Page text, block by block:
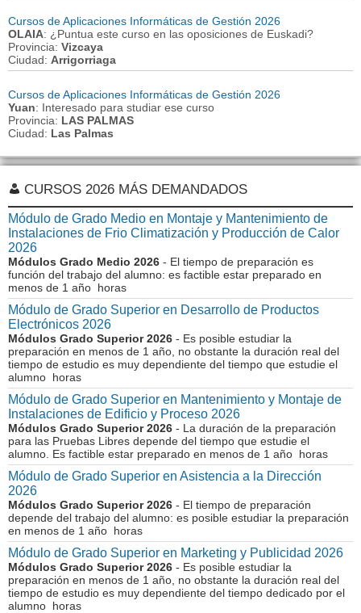
Cursos de Aplicaciones Informáticas de Gestión 2026
OLAIA: ¿Puntua este curso en las oposiciones de Euskadi?
Provincia: Vizcaya
Ciudad: Arrigorriaga
Cursos de Aplicaciones Informáticas de Gestión 2026
Yuan: Interesado para studiar ese curso
Provincia: LAS PALMAS
Ciudad: Las Palmas
CURSOS 2026 MÁS DEMANDADOS
Módulo de Grado Medio en Montaje y Mantenimiento de
Instalaciones de Frio Climatización y Producción de Calor
2026
Módulos Grado Medio 2026 - El tiempo de preparación es
función del trabajo del alumno: es factible estar preparado en
menos de 1 año horas
Módulo de Grado Superior en Desarrollo de Productos
Electrónicos 2026
Módulos Grado Superior 2026 - Es posible estudiar la
preparación en menos de 1 año, no obstante la duración real del
tiempo de estudio es muy dependiente del tiempo que estudie el
alumno horas
Módulo de Grado Superior en Mantenimiento y Montaje de
Instalaciones de Edificio y Proceso 2026
Módulos Grado Superior 2026 - La duración de la preparación
para las Pruebas Libres depende del tiempo que estudie el
alumno. Es factible estar preparado en menos de 1 año horas
Módulo de Grado Superior en Asistencia a la Dirección
2026
Módulos Grado Superior 2026 - El tiempo de preparación
depende del trabajo del alumno: es posible estudiar la preparación
en menos de 1 año horas
Módulo de Grado Superior en Marketing y Publicidad 2026
Módulos Grado Superior 2026 - Es posible estudiar la
preparación en menos de 1 año, no obstante la duración real del
tiempo de estudio es muy dependiente del tiempo dedicado por el
alumno horas